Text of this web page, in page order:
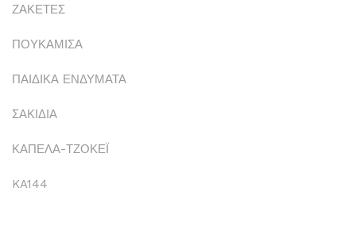
ΖΑΚΕΤΕΣ
ΠΟΥΚΑΜΙΣΑ
ΠΑΙΔΙΚΑ ΕΝΔΥΜΑΤΑ
ΣΑΚΙΔΙΑ
ΚΑΠΕΛΑ-ΤΖΟΚΕΪ
KA144